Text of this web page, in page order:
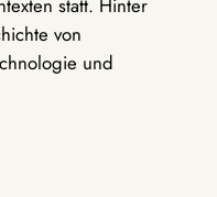
statt. Hinter
von
und